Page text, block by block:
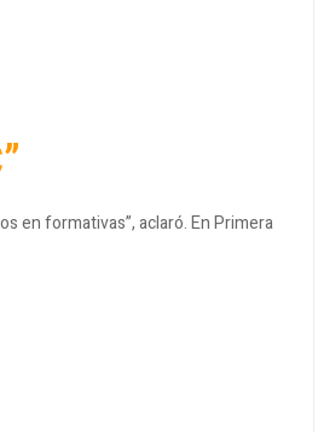
en formativas”, aclaró. En Primera